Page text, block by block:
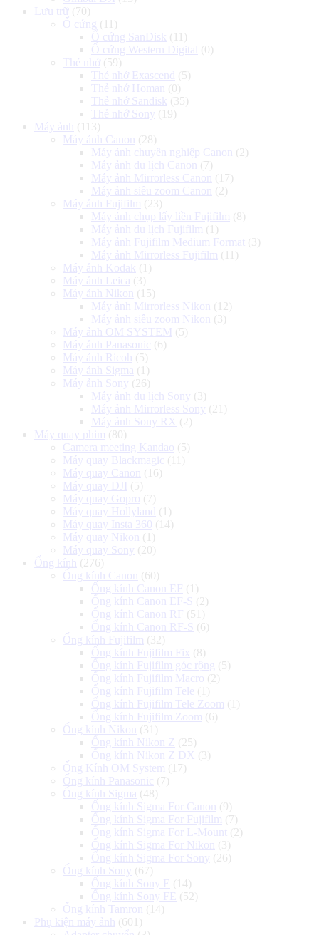
Lưu trữ (70)
Ổ cứng (11)
Ổ cứng SanDisk (11)
Ổ cứng Western Digital (0)
Thẻ nhớ (59)
Thẻ nhớ Exascend
(5)
Thẻ nhớ Homan
(0)
Thẻ nhớ Sandisk (35)
Thẻ nhớ Sony (19)
Máy ảnh
(113)
Máy ảnh Canon
(28)
Máy ảnh chuyên nghiệp Canon
(2)
Máy ảnh du lịch Canon
(7)
Máy ảnh Mirrorless Canon
(17)
Máy ảnh siêu zoom Canon
(2)
Máy ảnh Fujifilm (23)
Máy ảnh chụp lấy liền Fujifilm (8)
Máy ảnh du lịch Fujifilm (1)
Máy ảnh Fujifilm Medium Format (3)
Máy ảnh Mirrorless Fujifilm (11)
Máy ảnh Kodak (1)
Máy ảnh Leica (3)
Máy ảnh Nikon
(15)
Máy ảnh Mirrorless Nikon
(12)
Máy ảnh siêu zoom Nikon
(3)
Máy ảnh OM SYSTEM (5)
Máy ảnh Panasonic (6)
Máy ảnh Ricoh
(5)
Máy ảnh Sigma (1)
Máy ảnh Sony (26)
Máy ảnh du lịch Sony (3)
Máy ảnh Mirrorless Sony (21)
Máy ảnh Sony RX (2)
Máy quay phim (80)
Camera meeting Kandao (5)
Máy quay Blackmagic (11)
Máy quay Canon
(16)
Máy quay DJI (5)
Máy quay Gopro (7)
Máy quay Hollyland
(1)
Máy quay Insta 360 (14)
Máy quay Nikon
(1)
Máy quay Sony (20)
Ống kính
(276)
Ống kính Canon
(60)
Ống kính Canon EF
(1)
Ống kính Canon EF-S (2)
Ống kính Canon RF
(51)
Ống kính Canon RF-S (6)
Ống kính Fujifilm (32)
Ống kính Fujifilm Fix (8)
Ống kính Fujifilm góc rộng (5)
Ống kính Fujifilm Macro (2)
Ống kính Fujifilm Tele (1)
Ống kính Fujifilm Tele Zoom (1)
Ống kính Fujifilm Zoom (6)
Ống kính Nikon
(31)
Ống kính Nikon Z (25)
Ống kính Nikon Z DX (3)
Ống Kính OM System (17)
Ống kính Panasonic (7)
Ống kính Sigma (48)
Ống kính Sigma For Canon
(9)
Ống kính Sigma For Fujifilm (7)
Ống kính Sigma For L-Mount (2)
Ống kính Sigma For Nikon
(3)
Ống kính Sigma For Sony (26)
Ống kính Sony (67)
Ống kính Sony E
(14)
Ống kính Sony FE
(52)
Ống kính Tamron
(14)
Phụ kiện máy ảnh
(601)